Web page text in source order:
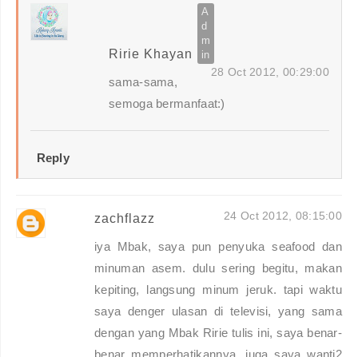
Ririe Khayan
28 Oct 2012, 00:29:00
sama-sama,
semoga bermanfaat:)
Reply
zachflazz 24 Oct 2012, 08:15:00
iya Mbak, saya pun penyuka seafood dan
minuman asem. dulu sering begitu, makan
kepiting, langsung minum jeruk. tapi waktu
saya denger ulasan di televisi, yang sama
dengan yang Mbak Ririe tulis ini, saya benar-